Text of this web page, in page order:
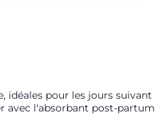
idéales pour les jours suivant
avec l'absorbant post-partum